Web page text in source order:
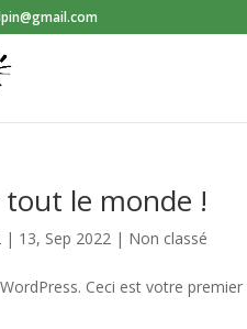
le monde !
| 13, Sep 2022 | Non classé
Ceci est votre